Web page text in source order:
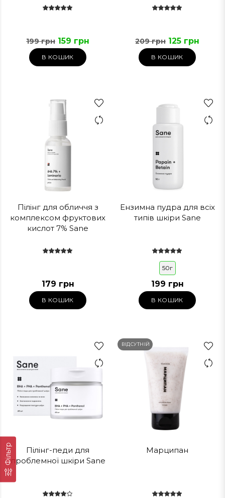
Фільтр
199 грн 159 грн
В КОШИК
209 грн 125 грн
В КОШИК
Пілінг для обличчя з
комплексом фруктових
кислот 7% Sane
179 грн
В КОШИК
Ензимна пудра для всіх
типів шкіри Sane
50г
199 грн
В КОШИК
Пілінг-педи для
проблемної шкіри Sane
ВІДСУТНІЙ
Марципан